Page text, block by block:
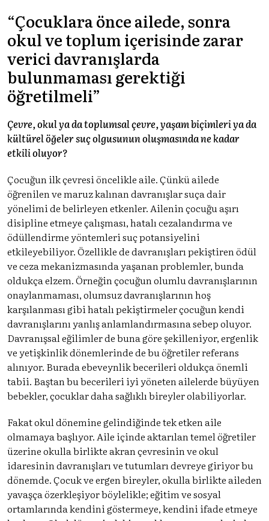
“Çocuklara önce ailede, sonra
okul ve toplum içerisinde zarar
verici davranışlarda
bulunmaması gerektiği
öğretilmeli”
Çevre, okul ya da toplumsal çevre, yaşam biçimleri ya da
kültürel öğeler suç olgusunun oluşmasında ne kadar
etkili oluyor?
Çocuğun ilk çevresi öncelikle aile. Çünkü ailede
öğrenilen ve maruz kalınan davranışlar suça dair
yönelimi de belirleyen etkenler. Ailenin çocuğu aşırı
disipline etmeye çalışması, hatalı cezalandırma ve
ödüllendirme yöntemleri suç potansiyelini
etkileyebiliyor. Özellikle de davranışları pekiştiren ödül
ve ceza mekanizmasında yaşanan problemler, bunda
oldukça elzem. Örneğin çocuğun olumlu davranışlarının
onaylanmaması, olumsuz davranışlarının hoş
karşılanması gibi hatalı pekiştirmeler çocuğun kendi
davranışlarını yanlış anlamlandırmasına sebep oluyor.
Davranışsal eğilimler de buna göre şekilleniyor, ergenlik
ve yetişkinlik dönemlerinde de bu öğretiler referans
alınıyor. Burada ebeveynlik becerileri oldukça önemli
tabii. Baştan bu becerileri iyi yöneten ailelerde büyüyen
bebekler, çocuklar daha sağlıklı bireyler olabiliyorlar.
Fakat okul dönemine gelindiğinde tek etken aile
olmamaya başlıyor. Aile içinde aktarılan temel öğretiler
üzerine okulla birlikte akran çevresinin ve okul
idaresinin davranışları ve tutumları devreye giriyor bu
dönemde. Çocuk ve ergen bireyler, okulla birlikte aileden
yavaşça özerkleşiyor böylelikle; eğitim ve sosyal
ortamlarında kendini göstermeye, kendini ifade etmeye